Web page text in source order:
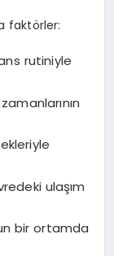
faktörler:
rutiniyle
ulaşım
bir ortamda